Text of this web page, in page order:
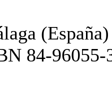
(España)
84-96055-